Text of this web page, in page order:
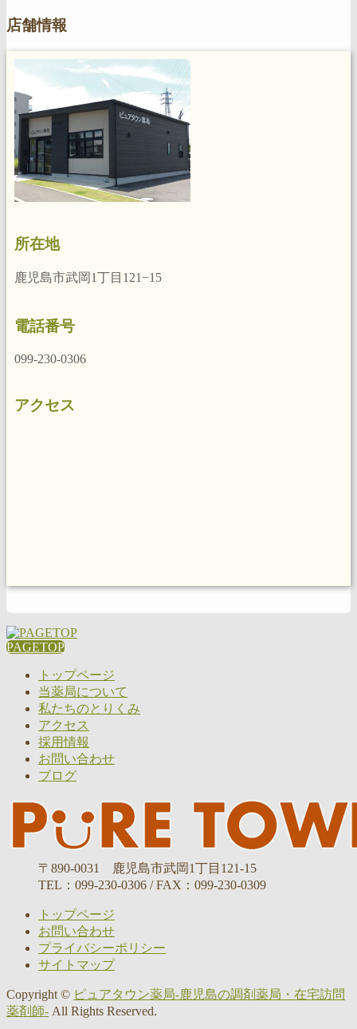
店舗情報
所在地
鹿児島市武岡1丁目121−15
電話番号
099-230-0306
アクセス
PAGETOP
トップページ
当薬局について
私たちのとりくみ
アクセス
採用情報
お問い合わせ
ブログ
〒890-0031 鹿児島市武岡1丁目121-15
TEL：099-230-0306 / FAX：099-230-0309
トップページ
お問い合わせ
プライバシーポリシー
サイトマップ
Copyright © ピュアタウン薬局-鹿児島の調剤薬局・在宅訪問
薬剤師- All Rights Reserved.